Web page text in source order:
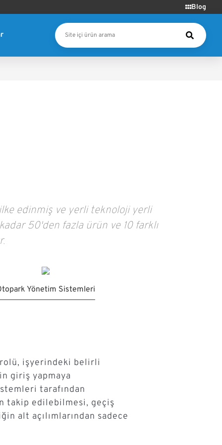
Blog
edinmiş ve yerli teknoloji yerli
50'den fazla ürün ve 10 farklı
Yönetim Sistemleri
işyerindeki belirli
giriş yapmaya
tarafından
takip edilebilmesi, geçiş
alt açılımlarından sadece